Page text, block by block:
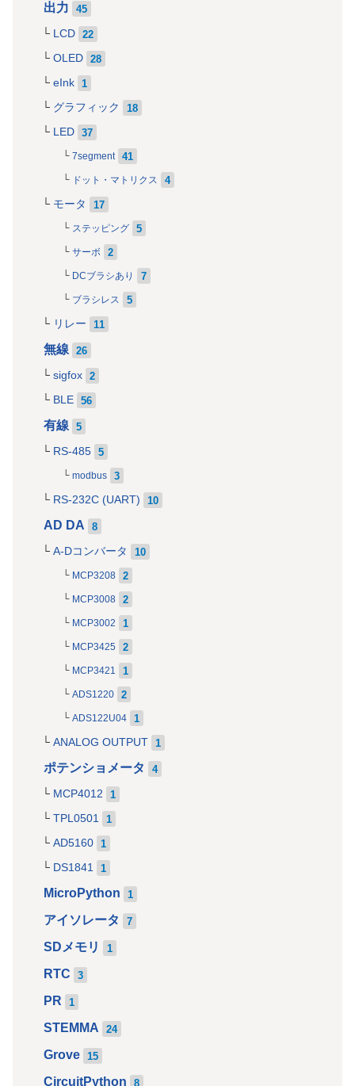
出力 45
LCD 22
OLED 28
eInk 1
グラフィック 18
LED 37
7segment 41
ドット・マトリクス 4
モータ 17
ステッピング 5
サーボ 2
DCブラシあり 7
ブラシレス 5
リレー 11
無線 26
sigfox 2
BLE 56
有線 5
RS-485 5
modbus 3
RS-232C (UART) 10
AD DA 8
A-Dコンバータ 10
MCP3208 2
MCP3008 2
MCP3002 1
MCP3425 2
MCP3421 1
ADS1220 2
ADS122U04 1
ANALOG OUTPUT 1
ポテンショメータ 4
MCP4012 1
TPL0501 1
AD5160 1
DS1841 1
MicroPython 1
アイソレータ 7
SDメモリ 1
RTC 3
PR 1
STEMMA 24
Grove 15
CircuitPython 8